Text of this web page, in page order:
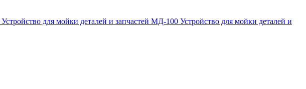
Устройство для мойки деталей и запчастей МД-100 Устройство для мойки деталей и